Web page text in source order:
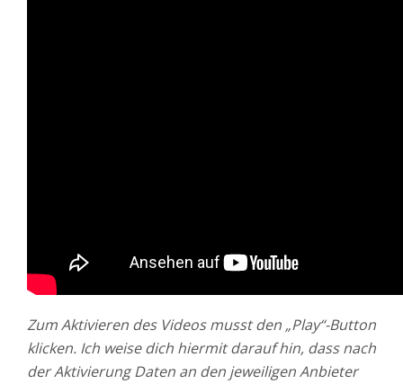
Zum Aktivieren des Videos musst den „Play“-Button
klicken. Ich weise dich hiermit darauf hin, dass nach
der Aktivierung Daten an den jeweiligen Anbieter